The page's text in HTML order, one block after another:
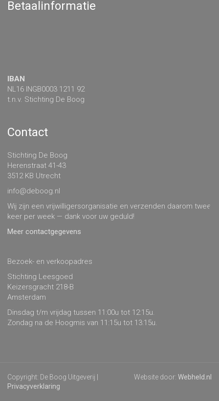
Betaalinformatie
IBAN
NL16 INGB0003 1211 92
t.n.v. Stichting De Boog
Contact
Stichting De Boog
Herenstraat 41-43
3512 KB Utrecht
info@deboog.nl
Wij zijn een vrijwilligersorganisatie en verzenden daarom twee
keer per week — dank voor uw geduld!
Meer contactgegevens
Bezoek- en verkoopadres
Stichting Leesgoed
Keizersgracht 218-B
Amsterdam
Dinsdag t/m vrijdag tussen 11:00u tot 12:15u.
Zondag na de Hoogmis van 11:15u tot 13:15u.
Copyright: De Boog Uitgeverij |
Privacyverklaring
Website door: Webheld.nl